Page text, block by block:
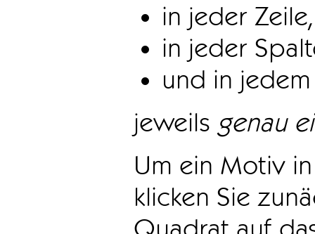
in jeder Zeile,
in jeder
und in
jeweils genau
Um ein Motiv
klicken Sie